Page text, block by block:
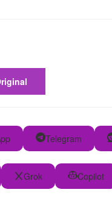
Telegram
Grok Copilot